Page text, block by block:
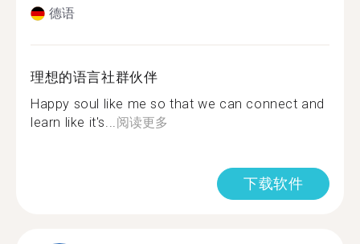
德语
理想的语言社群伙伴
Happy soul like me so that we can connect and
learn like it's...阅读更多
下载软件